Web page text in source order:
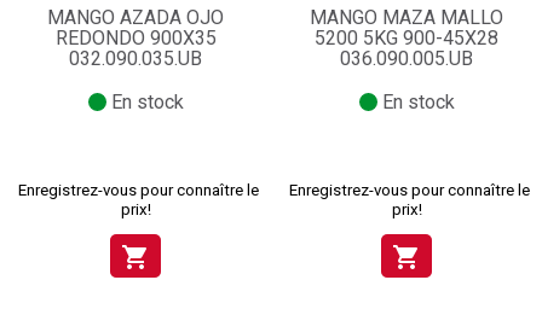
MANGO AZADA OJO
REDONDO 900X35
032.090.035.UB
En stock
Enregistrez-vous pour connaître le
prix!
shopping_cart
MANGO MAZA MALLO
5200 5KG 900-45X28
036.090.005.UB
En stock
Enregistrez-vous pour connaître le
prix!
shopping_cart